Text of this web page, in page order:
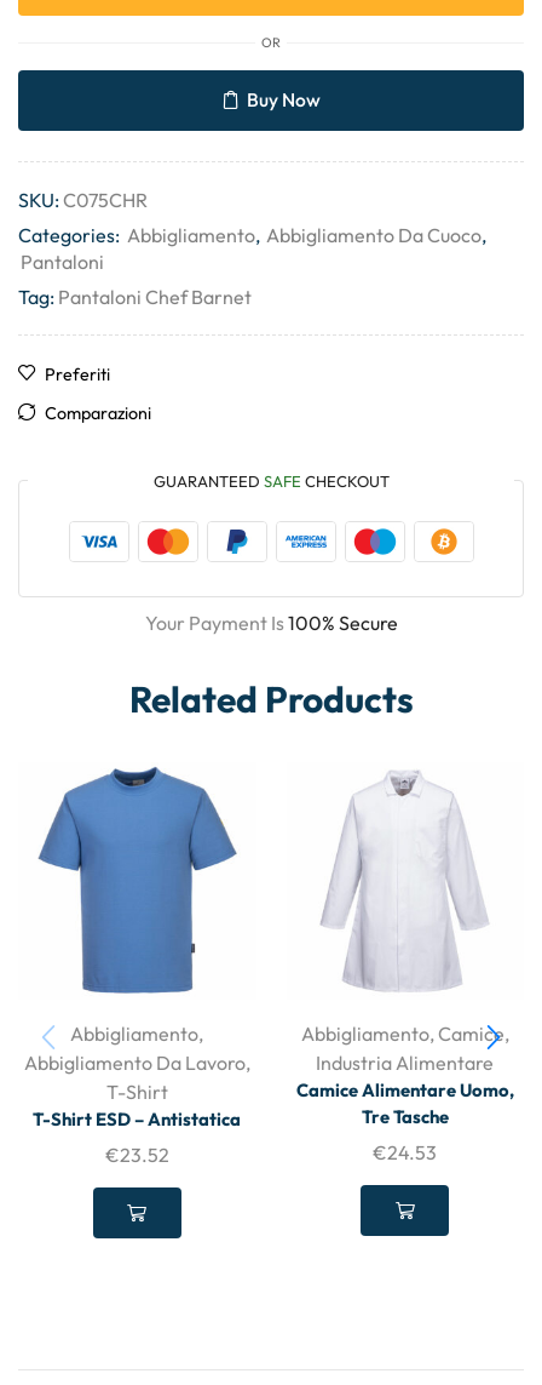
OR
Buy Now
SKU:C075CHR
Categories: Abbigliamento, Abbigliamento Da Cuoco,
Pantaloni
Tag: Pantaloni Chef Barnet
Preferiti
Comparazioni
GUARANTEED SAFE CHECKOUT
Your Payment Is100% Secure
Related Products
Abbigliamento,
Abbigliamento Da Lavoro,
T-Shirt
T-Shirt ESD – Antistatica
€23.52
Abbigliamento,Camice,
Industria Alimentare
Camice Alimentare Uomo,
Tre Tasche
€24.53